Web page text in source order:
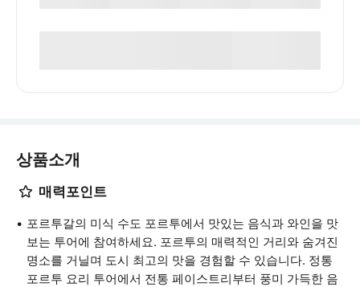
상품소개
매력포인트
포르투갈의 미식 수도 포르투에서 맛있는 음식과 와인을 맛
보는 투어에 참여하세요. 포르투의 매력적인 거리와 숨겨진
명소를 거닐며 도시 최고의 맛을 경험할 수 있습니다. 정통
포르투 요리 투어에서 전통 페이스트리부터 풍미 가득한 음